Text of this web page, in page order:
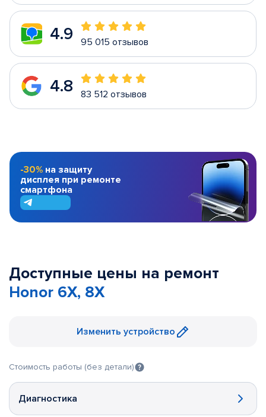
4.9 95 015 отзывов
4.8 83 512 отзывов
-30% на защиту
дисплея при ремонте
смартфона
Доступные цены на ремонт
Honor 6X, 8X
Изменить устройство
Стоимость работы (без детали)
Диагностика